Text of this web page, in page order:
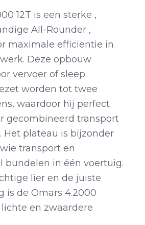
12T is een sterke ,
All-Rounder ,
maximale efficiëntie in
Deze opbouw
vervoer of sleep
worden tot twee
waardoor hij perfect
gecombineerd transport
Het plateau is bijzonder
transport en
bundelen in één voertuig.
lier en de juiste
is de Omars 4.2000
en zwaardere